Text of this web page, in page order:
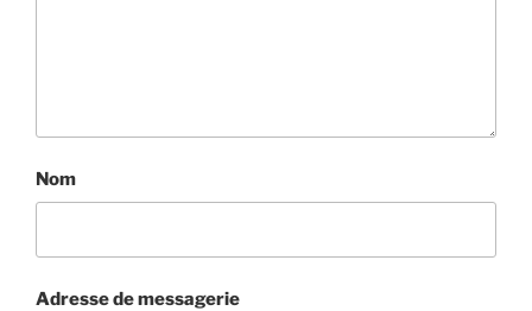
Nom
Adresse de messagerie